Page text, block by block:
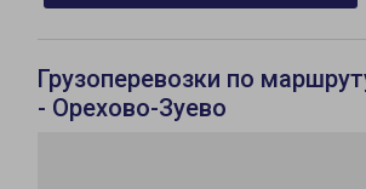
Грузоперевозки по
- Орехово-Зуево